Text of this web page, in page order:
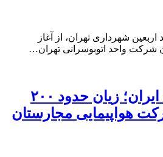
شهرداری تهران، از آغاز
شرکت واحد اتوبوسرانی تهران…
پیامدهای تجاوز به ایران؛ زیان حدود ۲۰۰
هواپیمایی مجارستان